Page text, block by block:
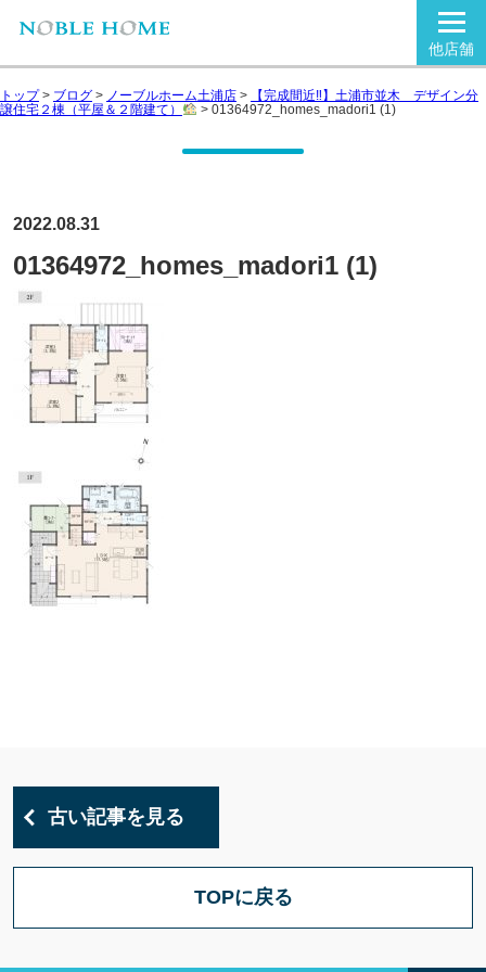
他店舗
トップ> ブログ > ノーブルホーム土浦店 >
【完成間近‼】土浦市並木 デザイン分
譲住宅２棟（平屋＆２階建て）
> 01364972_homes_madori1 (1)
2022.08.31
01364972_homes_madori1 (1)
古い記事を見る
TOPに戻る